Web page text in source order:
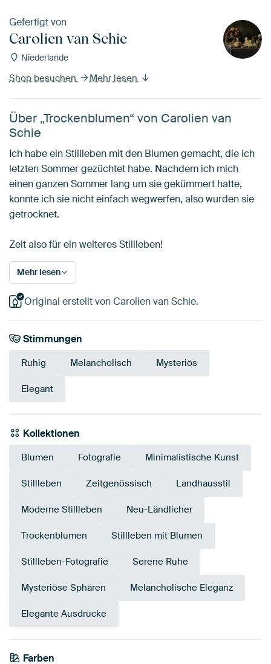
Gefertigt von
Carolien van Schie
Niederlande
Shop besuchen Mehr lesen
Über „Trockenblumen“ von Carolien van
Schie
Ich habe ein Stillleben mit den Blumen gemacht, die ich
letzten Sommer gezüchtet habe. Nachdem ich mich
einen ganzen Sommer lang um sie gekümmert hatte,
konnte ich sie nicht einfach wegwerfen, also wurden sie
getrocknet.
Zeit also für ein weiteres Stillleben!
Mehr lesen
Original erstellt von Carolien van Schie.
Stimmungen
Ruhig Melancholisch Mysteriös
Elegant
Kollektionen
Blumen Fotografie Minimalistische Kunst
Stillleben Zeitgenössisch Landhausstil
Moderne Stillleben Neu-Ländlicher
Trockenblumen Stillleben mit Blumen
Stillleben-Fotografie Serene Ruhe
Mysteriöse Sphären Melancholische Eleganz
Elegante Ausdrücke
Farben
Braun
Anthrazit